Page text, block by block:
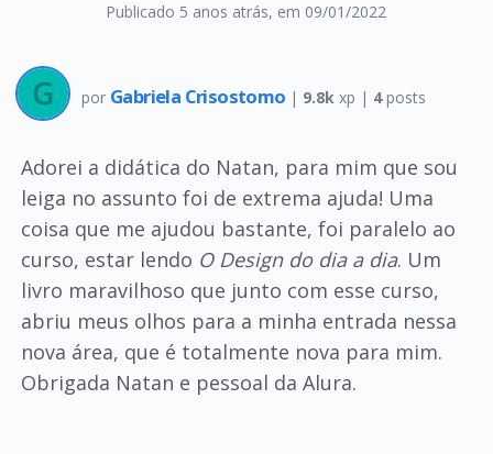
Publicado 5 anos atrás, em 09/01/2022
por Gabriela Crisostomo | 9.8k xp | 4posts
Adorei a didática do Natan, para mim que sou
leiga no assunto foi de extrema ajuda! Uma
coisa que me ajudou bastante, foi paralelo ao
curso, estar lendo O Design do dia a dia. Um
livro maravilhoso que junto com esse curso,
abriu meus olhos para a minha entrada nessa
nova área, que é totalmente nova para mim.
Obrigada Natan e pessoal da Alura.